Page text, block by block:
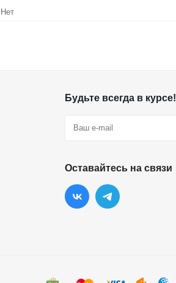
Нет
Будьте всегда в курсе!
Оставайтесь на связи